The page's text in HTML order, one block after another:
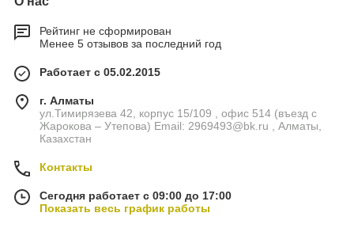
Рейтинг не сформирован
Менее 5 отзывов за последний год
Работает с 05.02.2015
г. Алматы
ул.Тимирязева 42, корпус 15/109 , офис 514 (въезд с
Жарокова – Утепова) Email: 2969493@bk.ru , Алматы,
Казахстан
Контакты
Сегодня работает с 09:00 до 17:00
Показать весь график работы